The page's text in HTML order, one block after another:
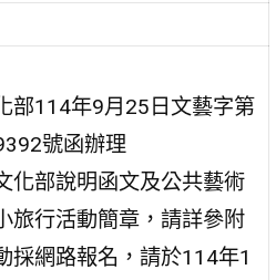
部114年9月25日文藝字第
號函辦理
化部說明函文及公共藝術
旅行活動簡章，請詳參附
採網路報名，請於114年1